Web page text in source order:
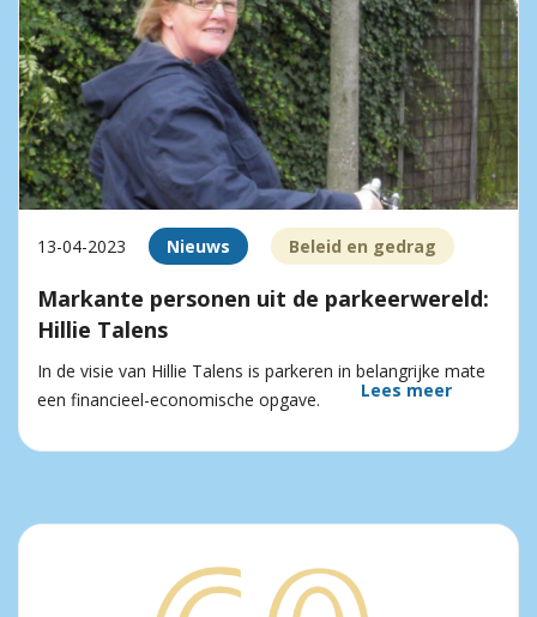
13-04-2023 Nieuws Beleid en gedrag
Markante personen uit de parkeerwereld:
Hillie Talens
In de visie van Hillie Talens is parkeren in belangrijke mate
een financieel-economische opgave.
Lees meer